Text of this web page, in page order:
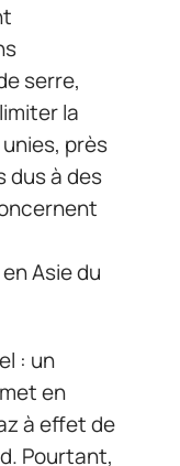
serre,
la
près
dus à des
Asie du
: un
en
à effet de
Pourtant,